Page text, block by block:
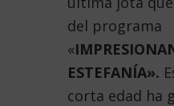
del programa
«
ESTEFANÍA».
corta edad ha